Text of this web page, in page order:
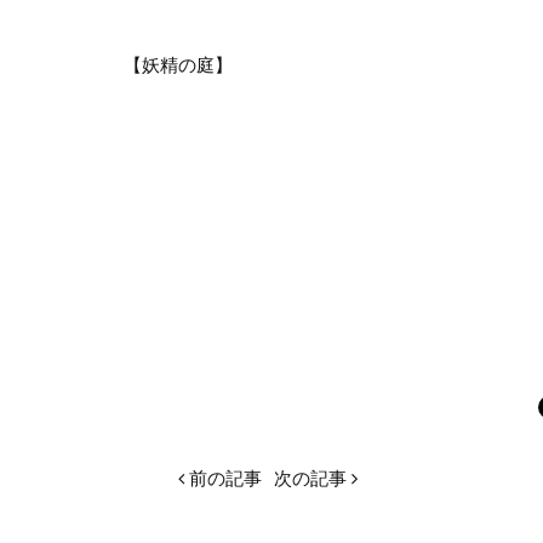
【妖精の庭】
前の記事 次の記事